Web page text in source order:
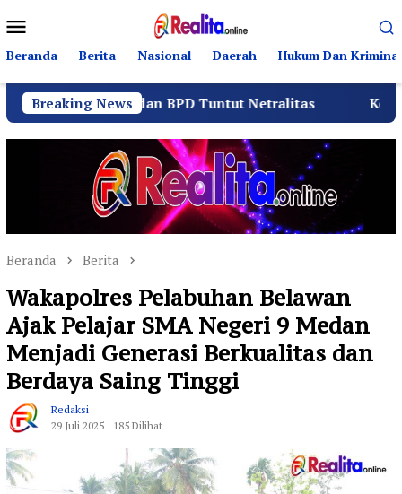
ke
kontenMobile
Beranda Berita Nasional Daerah Hukum Dan Kriminal
Breaking News
dan BPD Tuntut Netralitas Komando
Beranda Berita
Wakapolres Pelabuhan Belawan
Ajak Pelajar SMA Negeri 9 Medan
Menjadi Generasi Berkualitas dan
Berdaya Saing Tinggi
Redaksi
29 Juli 2025
185 Dilihat